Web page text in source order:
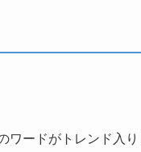
ワードがトレンド入